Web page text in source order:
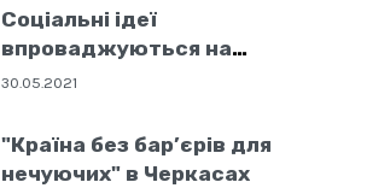
Соціальні ідеї
впроваджуються на
державному рівні
30.05.2021
"Країна без бар’єрів для
нечуючих" в Черкасах